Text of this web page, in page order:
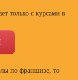
только с курсами в
по франшизе, то